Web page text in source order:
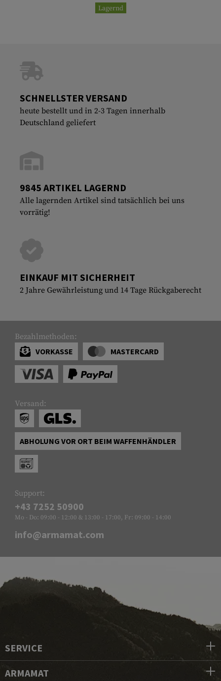
Lagernd
SCHNELLSTER VERSAND
heute bestellt und in 2-3 Tagen innerhalb
Deutschland geliefert
9845 ARTIKEL LAGERND
Alle lagernden Artikel sind tatsächlich bei uns
vorrätig!
EINKAUF MIT SICHERHEIT
2 Jahre Gewährleistung und 14 Tage Rückgaberecht
Bezahlmethoden:
VORKASSE
MASTERCARD
Versand:
ABHOLUNG VOR ORT BEIM WAFFENHÄNDLER
Support:
+43 7252 50900
Mo - Do: 09:00 - 12:00 & 13:00 - 17:00, Fr: 09:00 - 14:00
info@armamat.com
SERVICE
ARMAMAT